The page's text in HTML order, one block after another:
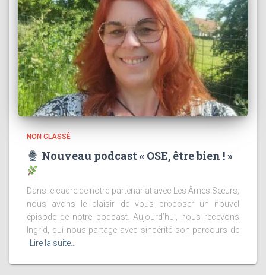
NON CLASSÉ
Nouveau podcast « OSE, être bien ! »
Dans le cadre de notre partenariat avec Les Âmes Sœurs,
nous avons le plaisir de vous proposer un nouvel
épisode de notre podcast. Aujourd’hui, nous recevons
Ingrid, qui nous partage avec sincérité son parcours de
Lire la suite…